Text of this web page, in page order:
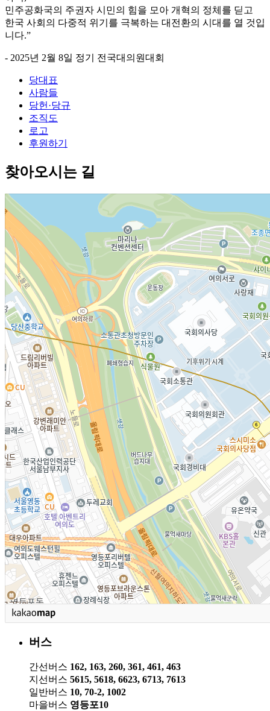
민주공화국의 주권자 시민의 힘을 모아 개혁의 정체를 딛고
한국 사회의 다중적 위기를 극복하는 대전환의 시대를 열 것입
니다.”
- 2025년 2월 8일 정기 전국대의원대회
당대표
사람들
당헌·당규
조직도
로고
후원하기
찾아오시는 길
버스
간선버스 162, 163, 260, 361, 461, 463
지선버스 5615, 5618, 6623, 6713, 7613
일반버스 10, 70-2, 1002
마을버스 영등포10